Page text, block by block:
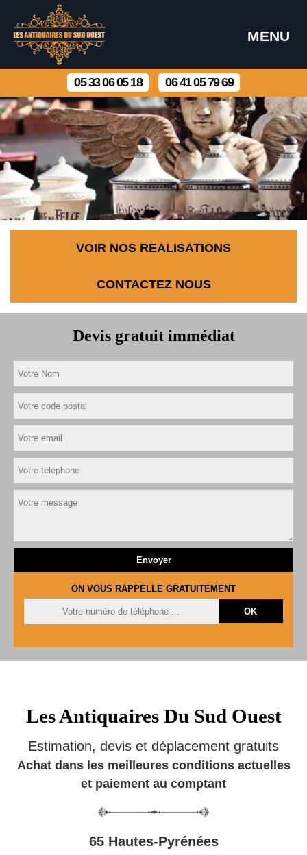
MENU
05 33 06 05 18 06 41 05 79 69
VOIR NOS REALISATIONS
CONTACTEZ NOUS
Devis gratuit immédiat
ON VOUS RAPPELLE GRATUITEMENT
Les Antiquaires Du Sud Ouest
Estimation, devis et déplacement gratuits
Achat dans les meilleures conditions actuelles
et paiement au comptant
65 Hautes-Pyrénées